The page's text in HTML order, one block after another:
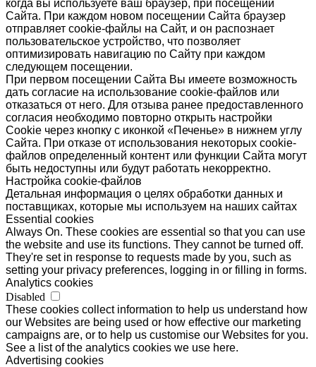
когда вы используете ваш браузер, при посещении
Сайта. При каждом новом посещении Сайта браузер
отправляет cookie-файлы на Сайт, и он распознает
пользовательское устройство, что позволяет
оптимизировать навигацию по Сайту при каждом
следующем посещении.
При первом посещении Сайта Вы имеете возможность
дать согласие на использование cookie-файлов или
отказаться от него. Для отзыва ранее предоставленного
согласия необходимо повторно открыть настройки
Cookie через кнопку с иконкой «Печенье» в нижнем углу
Сайта. При отказе от использования некоторых cookie-
файлов определенный контент или функции Сайта могут
быть недоступны или будут работать некорректно.
Настройка cookie-файлов
Детальная информация о целях обработки данных и
поставщиках, которые мы используем на наших сайтах
Essential cookies
Always On. These cookies are essential so that you can use
the website and use its functions. They cannot be turned off.
They're set in response to requests made by you, such as
setting your privacy preferences, logging in or filling in forms.
Analytics cookies
Disabled
These cookies collect information to help us understand how
our Websites are being used or how effective our marketing
campaigns are, or to help us customise our Websites for you.
See a list of the analytics cookies we use here.
Advertising cookies